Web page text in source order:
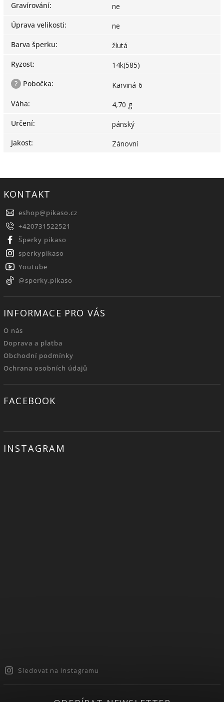
Gravírování:
ne
Úprava velikosti:
ne
Barva šperku:
žlutá
Ryzost:
14k(585)
?
Pobočka:
Karviná-6
Váha:
4,70 g
Určení:
pánský
Jakost: Zánovní
KONTAKT
eshop@pikaso.cz
+420731522521
Šperky pikaso
sperkypikaso
Youtube
@sperky.pikaso
INFORMACE PRO VÁS
O nás
Doprava a platba
Obchodní podmínky
Ochrana osobních údajů
FACEBOOK
INSTAGRAM
Sledovat na Instagramu